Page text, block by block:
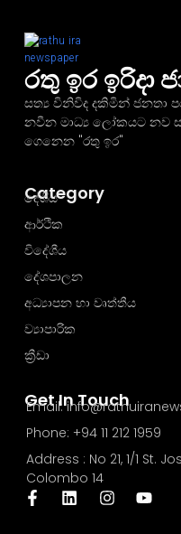
රතු ඉර ඉරිදා
සත්‍ය විනිවිද දකිමින් ජනතා
නවීන මාධ්‍ය ලෝකයට නව
ගෙනෙන "රතු ඉර"
Get In Touch
Email:
Phone: +94 11 212 1959
Address : No 21, 1/1 St.
Colombo 14
Category
දේශීය
ආර්ථික
විදේශීය
දේශපාලන
අධ්‍යාපන හා වෘත්තීය
ව්‍යාපාරික
ක්‍රීඩා